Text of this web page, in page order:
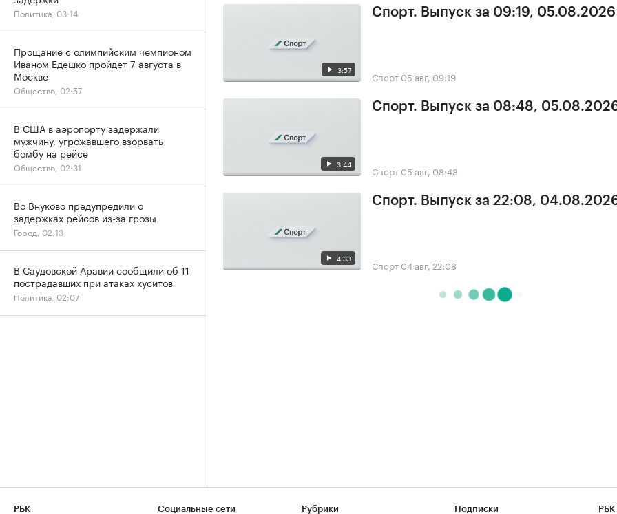
3:57
Спорт. Выпуск за 09:19, 05.08.2026
Спорт 05 авг, 09:19
3:44
Спорт. Выпуск за 08:48,
Спорт 05 авг, 08:48
4:33
Спорт. Выпуск за 22:08,
Спорт 04 авг, 22:08
Политика, 03:14
Прощание с олимпийским чемпионом
Иваном Едешко пройдет 7 августа в
Москве
Общество, 02:57
В США в аэропорту задержали
мужчину, угрожавшего взорвать
бомбу на рейсе
Общество, 02:31
Во Внуково предупредили о
задержках рейсов из-за грозы
Город, 02:13
В Саудовской Аравии сообщили об 11
пострадавших при атаках хуситов
Политика, 02:07
РБК Социальные сети Рубрики Подписки РБК